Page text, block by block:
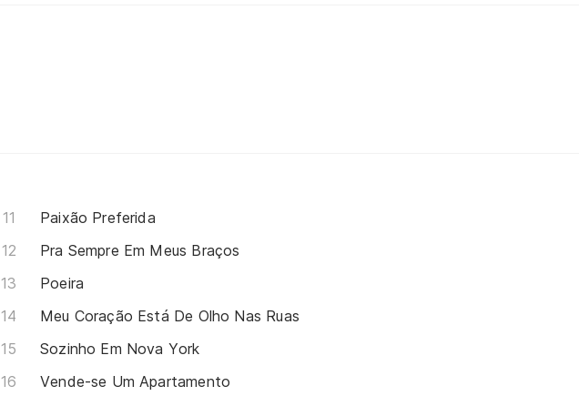
Paixão Preferida
Pra Sempre Em Meus Braços
Poeira
Meu Coração Está De Olho Nas Ruas
Sozinho Em Nova York
Vende-se Um Apartamento